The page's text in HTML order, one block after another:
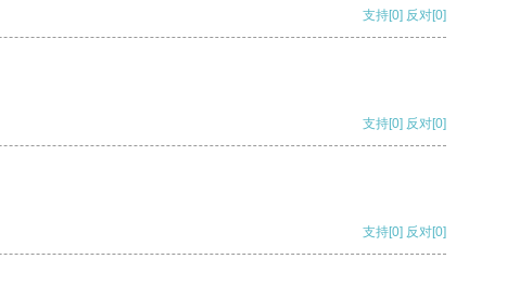
支持[0] 反对[0]
支持[0] 反对[0]
支持[0] 反对[0]